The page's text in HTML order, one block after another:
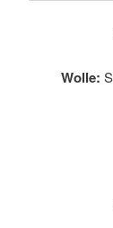
Wolle: